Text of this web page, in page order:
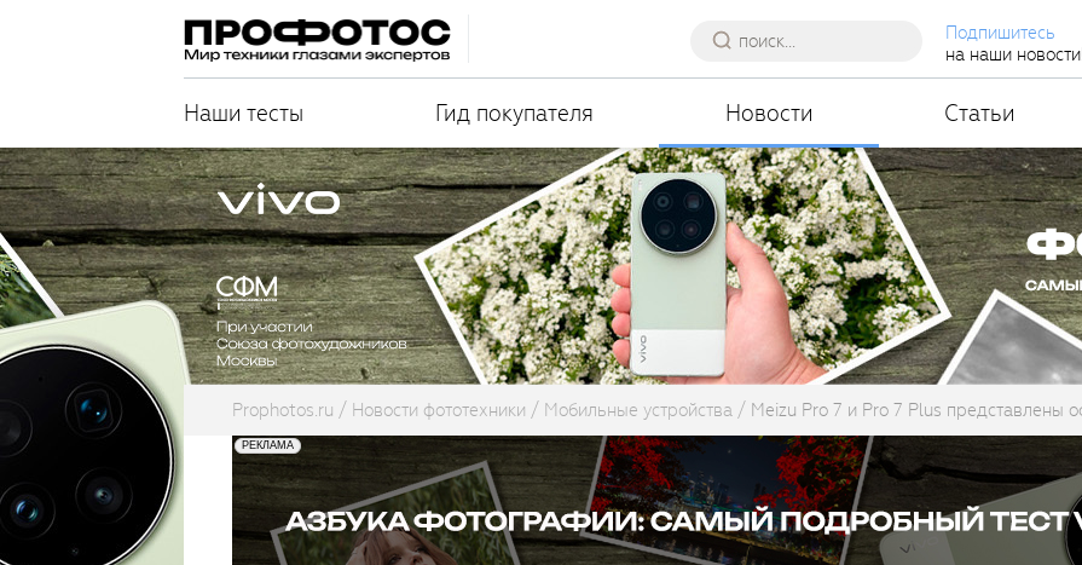
Подпишитесь
на наши
Наши тесты Гид покупателя Новости Статьи
Prophotos.ru Новости фототехники Мобильные устройства Meizu Pro 7 и Pro 7 Plus представлены